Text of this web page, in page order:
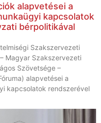
alapvetései a
kapcsolatok
bérpolitikával
Szakszervezeti
Magyar Szakszervezeti
Szövetsége –
alapvetései a
kapcsolatok rendszerével